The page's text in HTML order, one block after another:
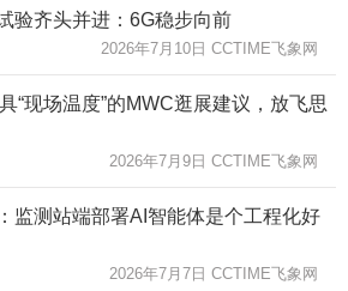
验齐头并进：6G稳步向前
2026年7月10日 CCTIME飞象网
“现场温度”的MWC逛展建议，放飞思
2026年7月9日 CCTIME飞象网
监测站端部署AI智能体是个工程化好
2026年7月7日 CCTIME飞象网